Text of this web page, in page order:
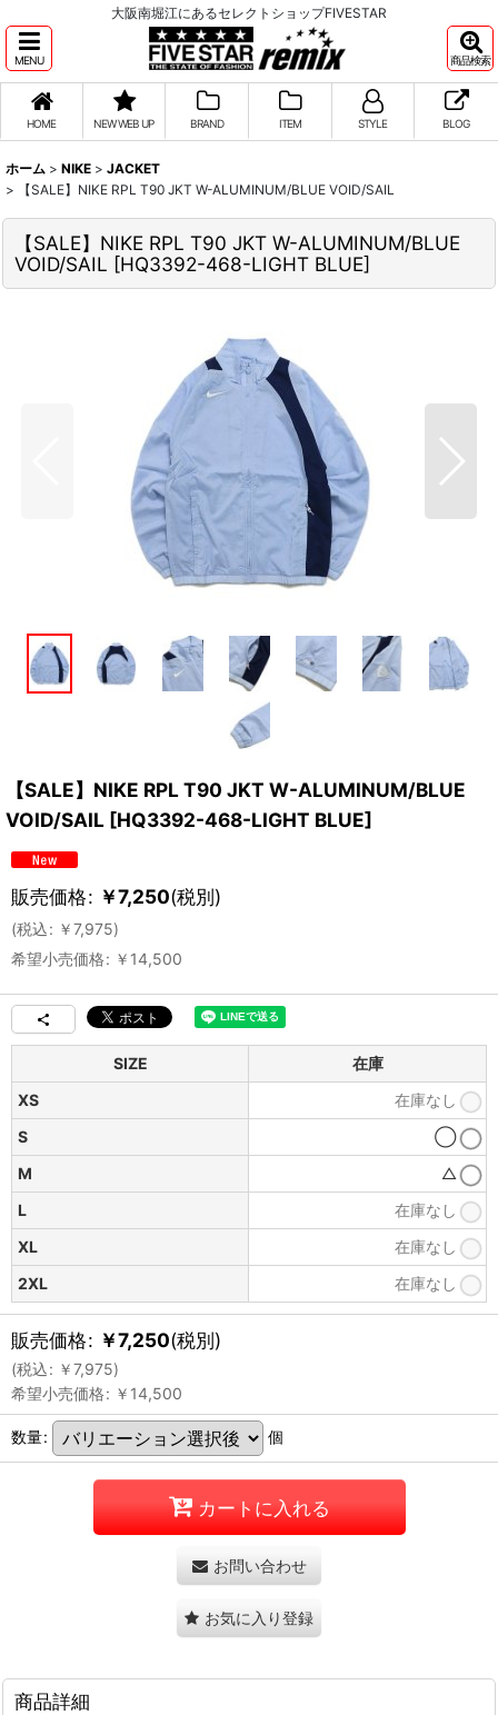
大阪南堀江にあるセレクトショップFIVESTAR
MENU 商品検索
HOME NEW WEB UP BRAND ITEM STYLE BLOG
ホーム > NIKE > JACKET
>
【SALE】NIKE RPL T90 JKT W-ALUMINUM/BLUE VOID/SAIL
【SALE】NIKE RPL T90 JKT W-ALUMINUM/BLUE
VOID/SAIL [HQ3392-468-LIGHT BLUE]
【SALE】NIKE RPL T90 JKT W-ALUMINUM/BLUE
VOID/SAIL [HQ3392-468-LIGHT BLUE]
販売価格: ￥7,250(税別)
(税込: ￥7,975)
希望小売価格: ￥ 14,500
SIZE
在庫
XS
在庫なし
S
◯
M
△
L
在庫なし
XL
在庫なし
2XL
在庫なし
販売価格: ￥7,250(税別)
(税込: ￥7,975)
希望小売価格: ￥ 14,500
数量: 個
カートに入れる
お問い合わせ
お気に入り登録
商品詳細